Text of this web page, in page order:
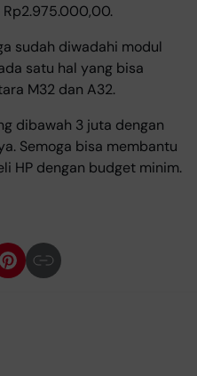
Rp2.975.000,00.
sudah diwadahi modul
satu hal yang bisa
M32 dan A32.
dibawah 3 juta dengan
Semoga bisa membantu
HP dengan budget minim.